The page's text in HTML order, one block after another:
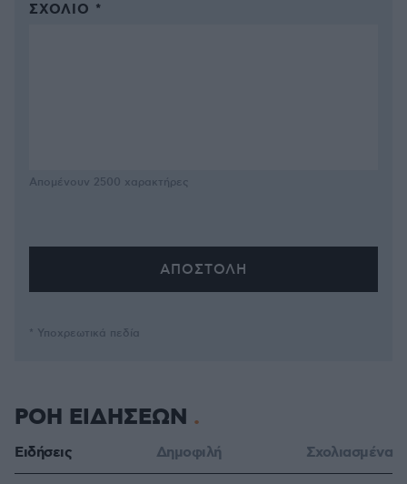
ΣΧΌΛΙΟ *
Απομένουν 2500 χαρακτήρες
* Υποχρεωτικά πεδία
ΡΟΗ ΕΙΔΗΣΕΩΝ
Ειδήσεις Δημοφιλή Σχολιασμένα